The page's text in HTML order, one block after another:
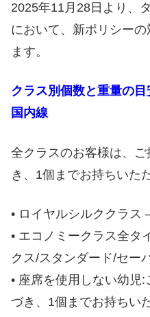
2025年11月28日より、
において、新ポリシー
ます。
クラス別個数と重量の目
国内線
全クラスのお客様は、
き、1個までお持ちいた
• ロイヤルシルククラス
• エコノミークラス全タ
クス/スタンダード/セー
• 座席を使用しない幼児
づき、1個までお持ちい